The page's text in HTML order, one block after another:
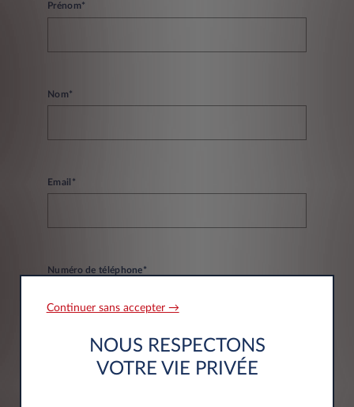
Prénom*
Nom*
Email*
Numéro de téléphone*
Continuer sans accepter →
NOUS RESPECTONS
VOTRE VIE PRIVÉE